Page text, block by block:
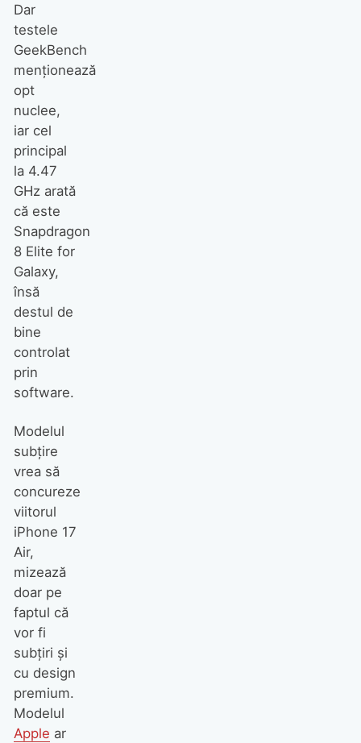
Dar
testele
GeekBench
menționează
opt
nuclee,
iar cel
principal
la 4.47
GHz arată
că este
Snapdragon
8 Elite for
Galaxy,
însă
destul de
bine
controlat
prin
software.
Modelul
subțire
vrea să
concureze
viitorul
iPhone 17
Air,
mizează
doar pe
faptul că
vor fi
subțiri și
cu design
premium.
Modelul
Apple ar